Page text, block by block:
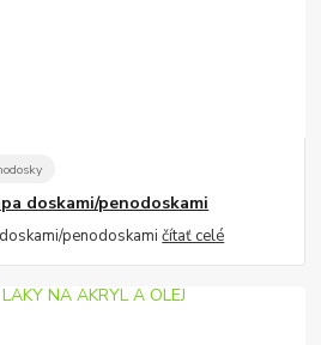
doskami/penodoskami
penodoskamičítať celé